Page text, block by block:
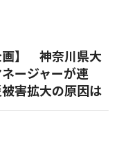
画】 神奈川県大
ージャーが連
拡大の原因は